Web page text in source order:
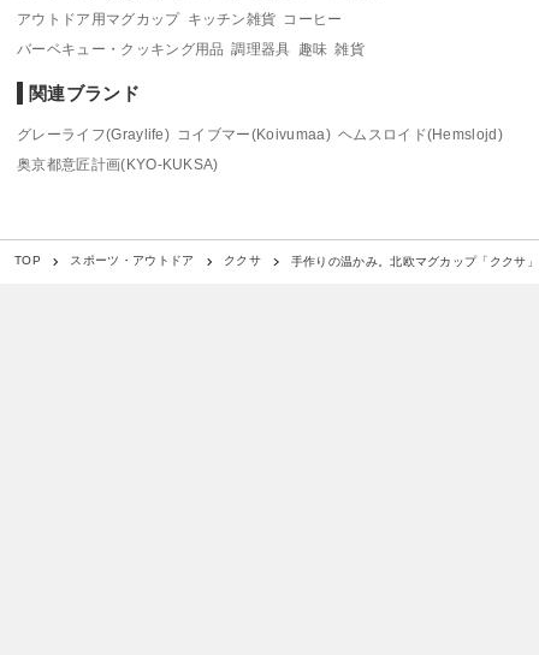
アウトドア用マグカップ キッチン雑貨 コーヒー
バーベキュー・クッキング用品 調理器具 趣味 雑貨
関連ブランド
グレーライフ(Graylife) コイブマー(Koivumaa) ヘムスロイド(Hemslojd)
奥京都意匠計画(KYO-KUKSA)
TOP スポーツ・アウトドア ククサ 手作りの温かみ。北欧マグカップ「ククサ